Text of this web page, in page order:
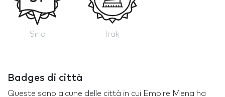
Siria Irak
Badges di città
Queste sono alcune delle città in cui Empire Mena ha